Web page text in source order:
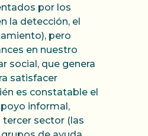
por los
la detección, el
pero
en nuestro
social, que genera
satisfacer
es constatable el
informal,
sector (las